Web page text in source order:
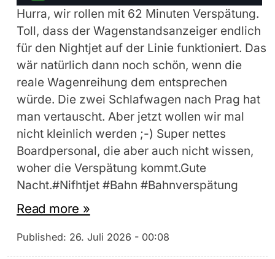
Hurra, wir rollen mit 62 Minuten Verspätung.
Toll, dass der Wagenstandsanzeiger endlich
für den Nightjet auf der Linie funktioniert. Das
wär natürlich dann noch schön, wenn die
reale Wagenreihung dem entsprechen
würde. Die zwei Schlafwagen nach Prag hat
man vertauscht. Aber jetzt wollen wir mal
nicht kleinlich werden ;-) Super nettes
Boardpersonal, die aber auch nicht wissen,
woher die Verspätung kommt.Gute
Nacht.#Nifhtjet #Bahn #Bahnverspätung
Read more »
Published: 26. Juli 2026 - 00:08